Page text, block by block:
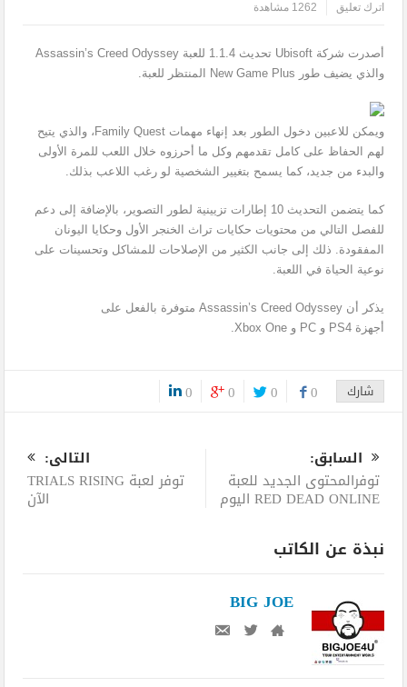
اترك تعليق
1262 مشاهدة
أصدرت شركة Ubisoft تحديث 1.1.4 للعبة Assassin’s Creed Odyssey
والذي يضيف طور New Game Plus المنتظر للعبة.
ويمكن للاعبين دخول الطور بعد إنهاء مهمات Family Quest، والذي يتيح
لهم الحفاظ على كامل تقدمهم وكل ما أحرزوه خلال اللعب للمرة الأولى
والبدء من جديد، كما يسمح بتغيير الشخصية لو رغب اللاعب بذلك.
كما يتضمن التحديث 10 إطارات تزيينية لطور التصوير، بالإضافة إلى دعم
للفصل التالي من محتويات حكايات تراث الخنجر الأول وحكايا اليونان
المفقودة. ذلك إلى جانب الكثير من الإصلاحات للمشاكل وتحسينات على
نوعية الحياة في اللعبة.
يذكر أن Assassin’s Creed Odyssey متوفرة بالفعل على
أجهزة PS4 و PC و Xbox One.
شارك 0
0
0
0
السابق:
توفرالمحتوى الجديد للعبة
RED DEAD ONLINE اليوم
التالى:
توفر لعبة TRIALS RISING
الآن
نبذة عن الكاتب
BIG JOE